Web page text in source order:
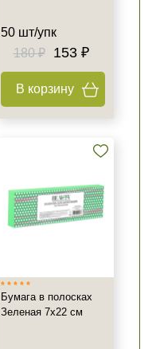
50 шт/упк
180 ₽
153 ₽
В корзину
Бумага в полосках
Зеленая 7х22 см